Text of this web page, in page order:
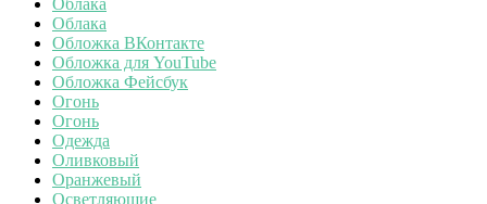
Облака
Обложка ВКонтакте
Обложка для YouTube
Обложка Фейсбук
Огонь
Огонь
Одежда
Оливковый
Оранжевый
Осветляющие